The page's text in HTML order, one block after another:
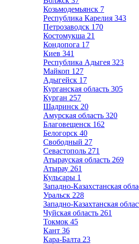
Козьмодемьянск 7
Республика Карелия 343
Петрозаводск 170
Костомукша 21
Кондопога 17
Киев 341
Республика Адыгея 323
Майкоп 127
Адыгейск 17
Курганская область 305
Курган 257
Шадринск 20
Амурская область 320
Благовещенск 162
Белогорск 40
Свободный 27
Севастополь 271
Атырауская область 269
Атырау 261
Кульсары 1
Западно-Казахстанская
Уральск 228
Западно-Казахтанская
Чуйская область 261
Токмок 45
Кант 36
Кара-Балта 23